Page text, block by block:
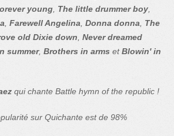
young The little drummer boy
Farewell Angelina Donna donna
The
old Dixie down Never dreamed
summer, Brothers in arms etBlowin' in
qui chante Battle hymn of the republic !
sur Quichante est de 98%